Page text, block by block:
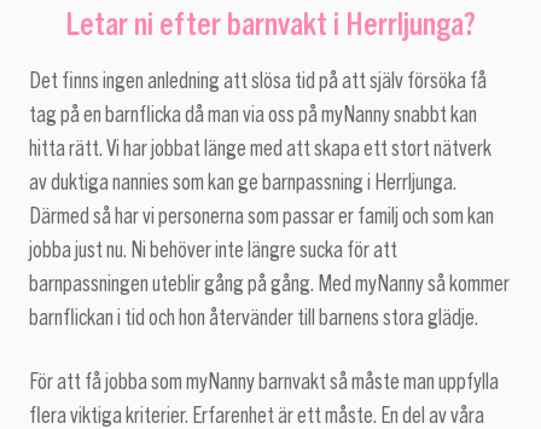
Letar ni efter barnvakt i Herrljunga?
Det finns ingen anledning att slösa tid på att själv försöka få
tag på en barnflicka då man via oss på myNanny snabbt kan
hitta rätt. Vi har jobbat länge med att skapa ett stort nätverk
av duktiga nannies som kan ge barnpassning i Herrljunga.
Därmed så har vi personerna som passar er familj och som kan
jobba just nu. Ni behöver inte längre sucka för att
barnpassningen uteblir gång på gång. Med myNanny så kommer
barnflickan i tid och hon återvänder till barnens stora glädje.
För att få jobba som myNanny barnvakt så måste man uppfylla
flera viktiga kriterier. Erfarenhet är ett måste. En del av våra